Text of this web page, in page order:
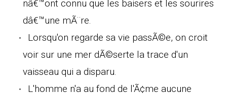
nâ€™ont connu que les baisers et les sourires
dâ€™une mÃ¨re.
Lorsqu'on regarde sa vie passÃ©e, on croit
voir sur une mer dÃ©serte la trace d'un
vaisseau qui a disparu.
L'homme n'a au fond de l'Ã¢me aucune